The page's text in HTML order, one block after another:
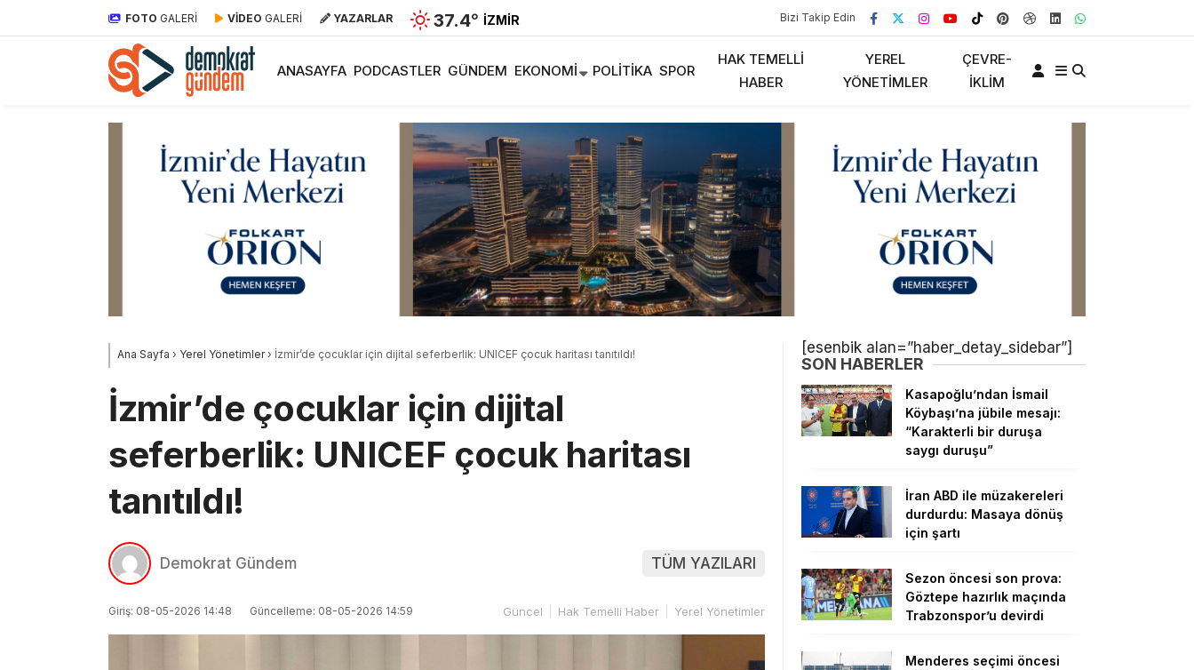
FOTO GALERİ VİDEO GALERİ YAZARLAR 37.4° İZMIR Bizi Takip Edin
ANASAYFA PODCASTLER GÜNDEM EKONOMI POLITIKA SPOR
HAK TEMELLI
HABER
YEREL
YÖNETIMLER
ÇEVRE-
İKLIM
Ana Sayfa › Yerel Yönetimler› İzmir’de çocuklar için dijital seferberlik: UNICEF çocuk haritası tanıtıldı!
İzmir’de çocuklar için dijital
seferberlik: UNICEF çocuk haritası
tanıtıldı!
Demokrat Gündem TÜM YAZILARI
Giriş: 08-05-2026 14:48 Güncelleme: 08-05-2026 14:59 Güncel Hak Temelli Haber Yerel Yönetimler
[esenbik alan=”haber_detay_sidebar”]
SON HABERLER
Kasapoğlu’ndan İsmail
Köybaşı’na jübile mesajı:
“Karakterli bir duruşa
saygı duruşu”
İran ABD ile müzakereleri
durdurdu: Masaya dönüş
için şartı
Sezon öncesi son prova:
Göztepe hazırlık maçında
Trabzonspor’u devirdi
Menderes seçimi öncesi